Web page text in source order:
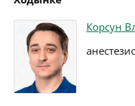
Корсун